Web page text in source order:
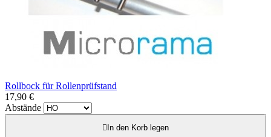
Rollbock für Rollenprüfstand
17,90 €
Abstände
 In den Korb legen